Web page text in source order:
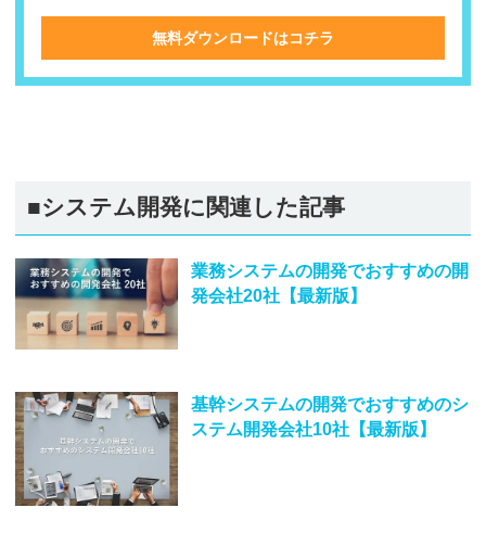
無料ダウンロードはコチラ
■システム開発に関連した記事
業務システムの開発でおすすめの開
発会社20社【最新版】
基幹システムの開発でおすすめのシ
ステム開発会社10社【最新版】